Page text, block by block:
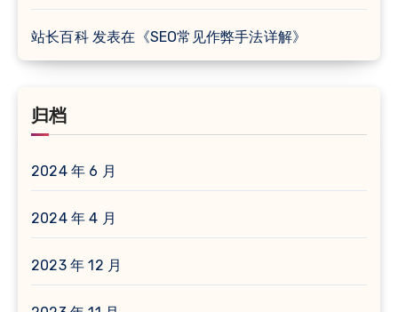
站长百科发表在《SEO常见作弊手法详解》
归档
2024 年 6 月
2024 年 4 月
2023 年 12 月